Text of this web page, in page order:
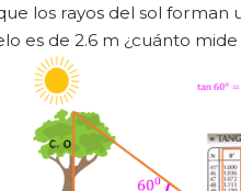
los rayos del sol
es de 2.6 m ¿cuánto